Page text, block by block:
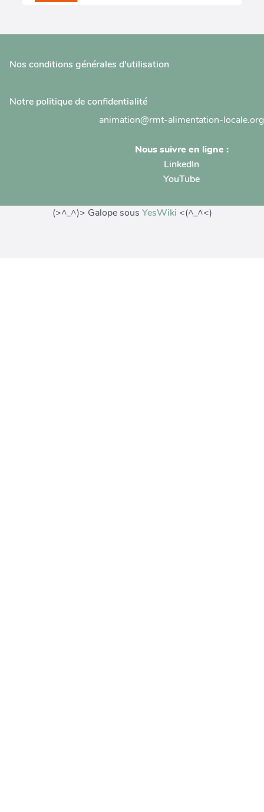
Nos conditions générales d'utilisation
Notre politique de confidentialité
animation@rmt-alimentation-locale.org
Nous suivre en ligne :
LinkedIn
YouTube
(>^_^)> Galope sous YesWiki <(^_^<)